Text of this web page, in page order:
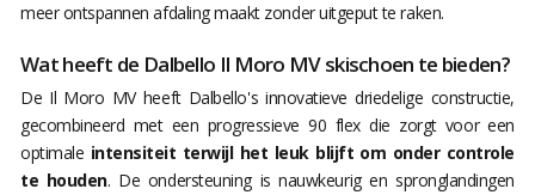
meer ontspannen afdaling maakt zonder uitgeput te raken.
Wat heeft de Dalbello Il Moro MV skischoen te bieden?
De Il Moro MV heeft Dalbello's innovatieve driedelige constructie,
gecombineerd met een progressieve 90 flex die zorgt voor een
optimale intensiteit terwijl het leuk blijft om onder controle
te houden. De ondersteuning is nauwkeurig en spronglandingen